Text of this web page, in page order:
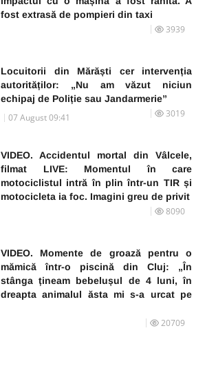
fost extrasă de pompieri din taxi
3939
Locuitorii din Mărăști cer intervenția
autorităților: „Nu am văzut niciun
echipaj de Poliție sau Jandarmerie”
07 August 09:41 3019
VIDEO. Accidentul mortal din Vâlcele,
filmat LIVE: Momentul în care
motociclistul intră în plin într-un TIR și
motocicleta ia foc. Imagini greu de privit
8090
VIDEO. Momente de groază pentru o
mămică într-o piscină din Cluj: „În
stânga țineam bebelușul de 4 luni, în
dreapta animalul ăsta mi s-a urcat pe
20709